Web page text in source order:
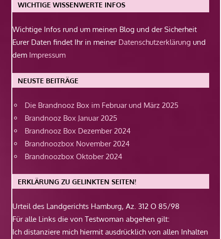
WICHTIGE WISSENWERTE INFOS
Wichtige Infos rund um meinen Blog und der Sicherheit
Eurer Daten findet Ihr in meiner Datenschutzerklärung und
dem Impressum
NEUSTE BEITRÄGE
Die Brandnooz Box im Februar und März 2025
Brandnooz Box Januar 2025
Brandnooz Box Dezember 2024
Brandnoozbox November 2024
Brandnoozbox Oktober 2024
ERKLÄRUNG ZU GELINKTEN SEITEN!
Urteil des Landgerichts Hamburg, Az. 312 O 85/98
Für alle Links die von Testwoman abgehen gilt:
Ich distanziere mich hiermit ausdrücklich von allen Inhalten